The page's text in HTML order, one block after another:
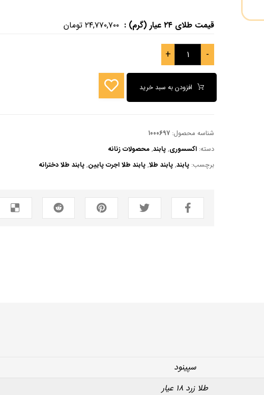
قیمت طلای ۲۴ عیار (گرم) : ۲۴,۷۷۰,۷۰۰ تومان
-
+
افزودن به سبد خرید
شناسه محصول: ۱۰۰۰۶۹۷
دسته: اکسسوری,پابند,محصولات زنانه
برچسب: پابند,پابند طلا,پابند طلا اجرت پایین,پابند طلا دخترانه
سپینود
طلا زرد ۱۸ عیار